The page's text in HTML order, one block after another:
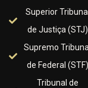
Superior
de Justiça (STJ)
Supremo
de Federal (STF)
Tribunal de